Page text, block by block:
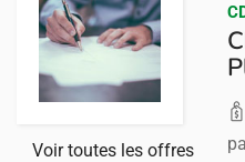
submenu (Reclassement)
Voir toutes les offres